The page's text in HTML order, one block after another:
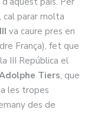
parar molta
va caure pres en
França), fet que
III República el
Tiers, que
les tropes
des de